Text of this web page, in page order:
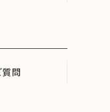
質問